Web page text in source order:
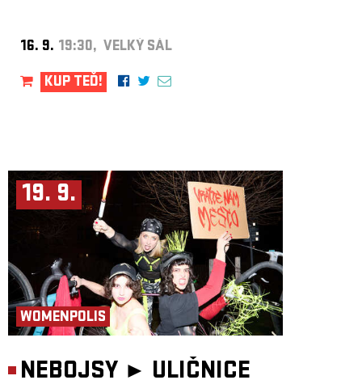
16. 9. 19:30, VELKÝ SÁL
KUP TEĎ!
19. 9.
WOMENPOLIS
NEBOJSY ► ULIČNICE